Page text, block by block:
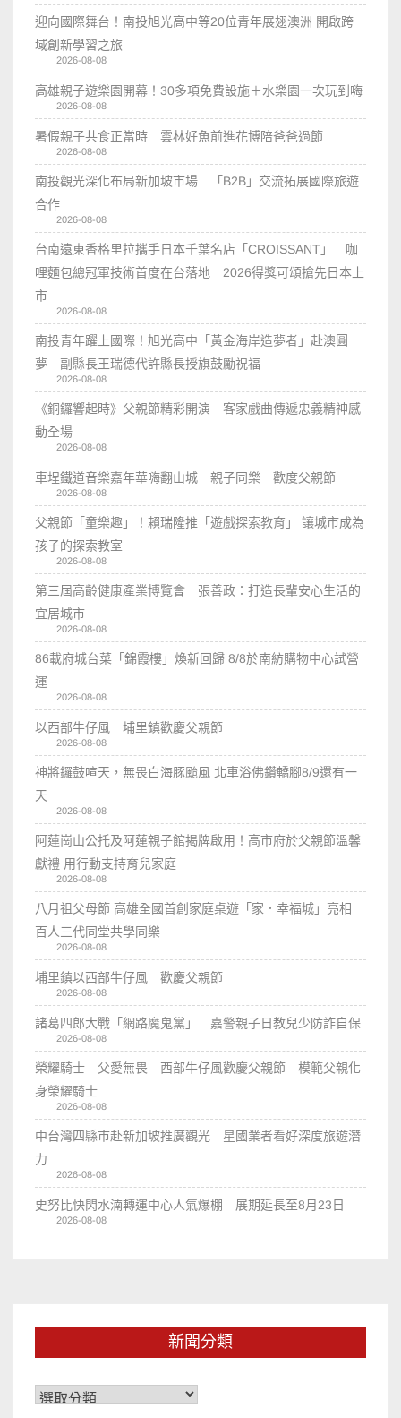
迎向國際舞台！南投旭光高中等20位青年展翅澳洲 開啟跨
域創新學習之旅
2026-08-08
高雄親子遊樂園開幕！30多項免費設施＋水樂園一次玩到嗨
2026-08-08
暑假親子共食正當時 雲林好魚前進花博陪爸爸過節
2026-08-08
南投觀光深化布局新加坡市場 「B2B」交流拓展國際旅遊
合作
2026-08-08
台南遠東香格里拉攜手日本千葉名店「CROISSANT」 咖
哩麵包總冠軍技術首度在台落地 2026得獎可頌搶先日本上
市
2026-08-08
南投青年躍上國際！旭光高中「黃金海岸造夢者」赴澳圓
夢 副縣長王瑞德代許縣長授旗鼓勵祝福
2026-08-08
《銅鑼響起時》父親節精彩開演 客家戲曲傳遞忠義精神感
動全場
2026-08-08
車埕鐵道音樂嘉年華嗨翻山城 親子同樂 歡度父親節
2026-08-08
父親節「童樂趣」！賴瑞隆推「遊戲探索教育」 讓城市成為
孩子的探索教室
2026-08-08
第三屆高齡健康產業博覽會 張善政：打造長輩安心生活的
宜居城市
2026-08-08
86載府城台菜「錦霞樓」煥新回歸 8/8於南紡購物中心試營
運
2026-08-08
以西部牛仔風 埔里鎮歡慶父親節
2026-08-08
神將鑼鼓喧天，無畏白海豚颱風 北車浴佛鑽轎腳8/9還有一
天
2026-08-08
阿蓮崗山公托及阿蓮親子館揭牌啟用！高市府於父親節溫馨
獻禮 用行動支持育兒家庭
2026-08-08
八月祖父母節 高雄全國首創家庭桌遊「家．幸福城」亮相
百人三代同堂共學同樂
2026-08-08
埔里鎮以西部牛仔風 歡慶父親節
2026-08-08
諸葛四郎大戰「網路魔鬼黨」 嘉警親子日教兒少防詐自保
2026-08-08
榮耀騎士 父愛無畏 西部牛仔風歡慶父親節 模範父親化
身榮耀騎士
2026-08-08
中台灣四縣市赴新加坡推廣觀光 星國業者看好深度旅遊潛
力
2026-08-08
史努比快閃水湳轉運中心人氣爆棚 展期延長至8月23日
2026-08-08
新聞分類
新